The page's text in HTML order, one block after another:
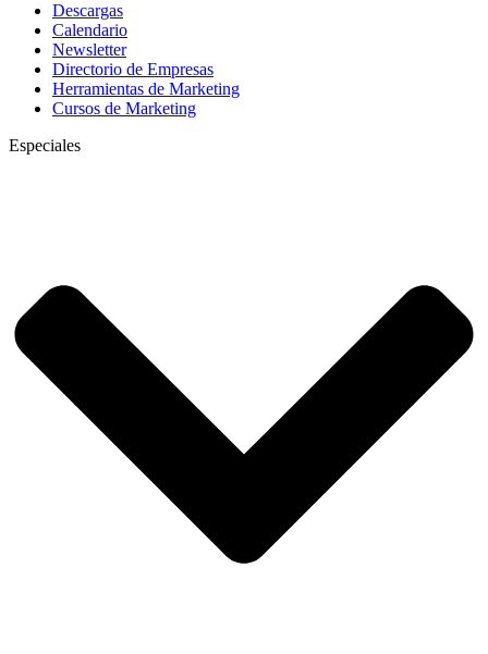
Descargas
Calendario
Newsletter
Directorio de Empresas
Herramientas de Marketing
Cursos de Marketing
Especiales